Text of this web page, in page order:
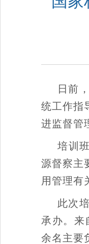
日前
统工作指
进监督管
培训
源督察主
用管理有
此次
承办。来
余名主要